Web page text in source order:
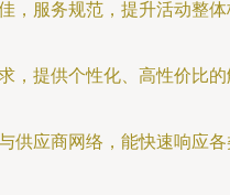
，服务规范，提升活动整体
，提供个性化、高性价比的
供应商网络，能快速响应各